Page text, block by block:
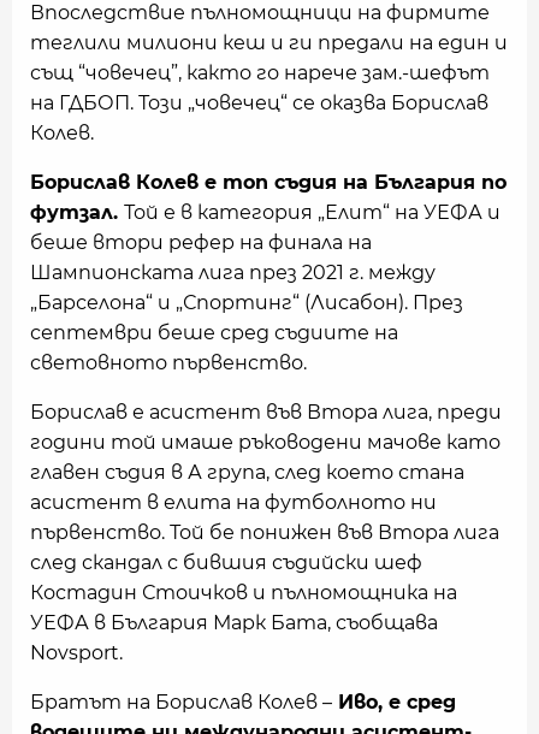
Впоследствие пълномощници на фирмите
теглили милиони кеш и ги предали на един и
същ “човечец”, както го нарече зам.-шефът
на ГДБОП. Този „човечец“ се оказва Борислав
Колев.
Борислав Колев е топ съдия на България по
футзал. Той е в категория „Елит“ на УЕФА и
беше втори рефер на финала на
Шампионската лига през 2021 г. между
„Барселона“ и „Спортинг“ (Лисабон). През
септември беше сред съдиите на
световното първенство.
Борислав е асистент във Втора лига, преди
години той имаше ръководени мачове като
главен съдия в А група, след което стана
асистент в елита на футболното ни
първенство. Той бе понижен във Втора лига
след скандал с бившия съдийски шеф
Костадин Стоичков и пълномощника на
УЕФА в България Марк Бата, съобщава
Novsport.
Братът на Борислав Колев – Иво, е сред